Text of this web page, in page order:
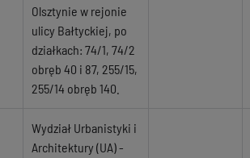
Olsztynie w rejonie
ulicy Bałtyckiej, po
działkach: 74/1, 74/2
obręb 40 i 87, 255/15,
255/14 obręb 140.
Wydział Urbanistyki i
Architektury (UA) -